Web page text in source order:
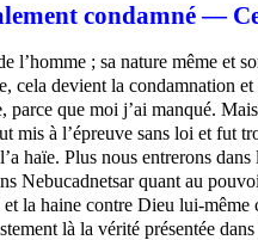
condamné —
; sa nature même et
cela devient la condamnation
parce que moi j’ai manqué.
mis à l’épreuve sans loi et fut
haïe. Plus nous entrerons
Nebucadnetsar quant au
la haine contre Dieu lui-
là la vérité présentée